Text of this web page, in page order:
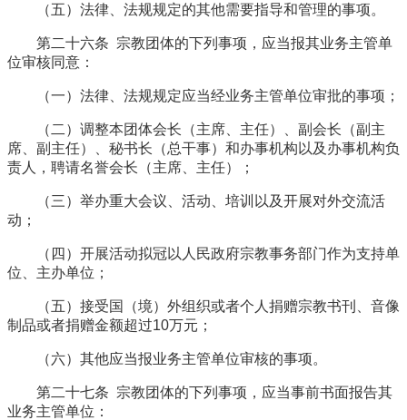
（五）法律、法规规定的其他需要指导和管理的事项。
第二十六条 宗教团体的下列事项，应当报其业务主管单
位审核同意：
（一）法律、法规规定应当经业务主管单位审批的事项；
（二）调整本团体会长（主席、主任）、副会长（副主
席、副主任）、秘书长（总干事）和办事机构以及办事机构负
责人，聘请名誉会长（主席、主任）；
（三）举办重大会议、活动、培训以及开展对外交流活
动；
（四）开展活动拟冠以人民政府宗教事务部门作为支持单
位、主办单位；
（五）接受国（境）外组织或者个人捐赠宗教书刊、音像
制品或者捐赠金额超过10万元；
（六）其他应当报业务主管单位审核的事项。
第二十七条 宗教团体的下列事项，应当事前书面报告其
业务主管单位：